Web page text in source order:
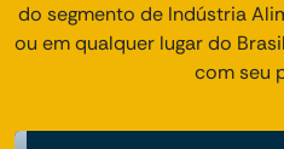
do segmento de Indústria
ou em qualquer lugar do
com seu